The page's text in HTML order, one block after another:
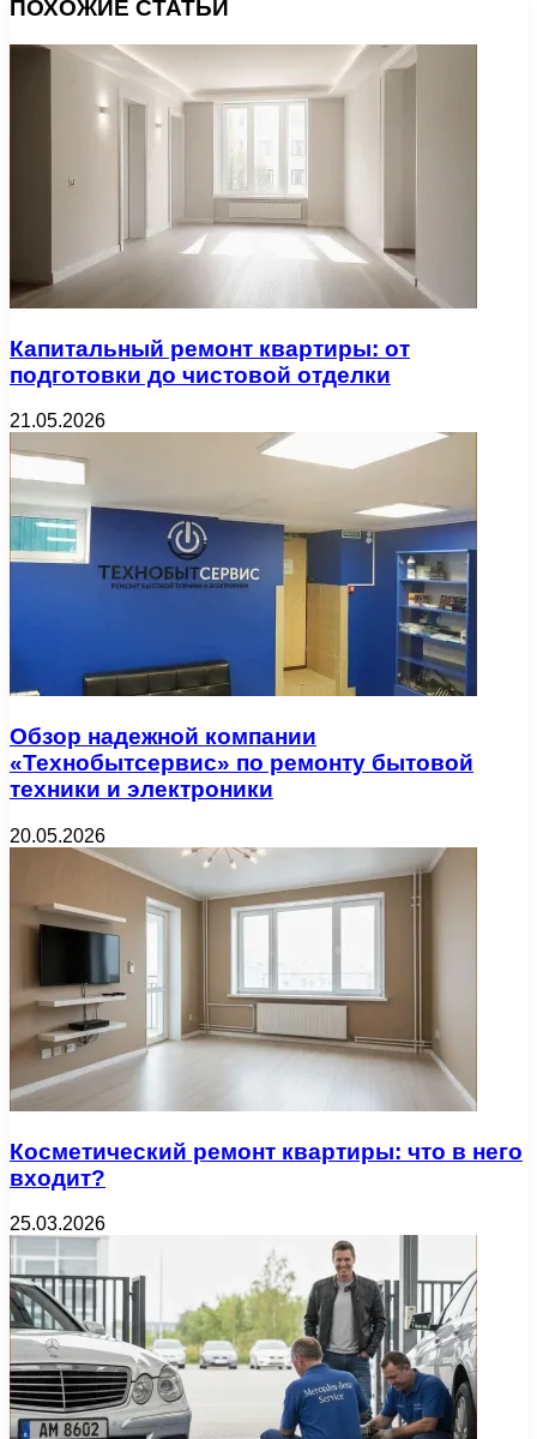
ПОХОЖИЕ СТАТЬИ
Капитальный ремонт квартиры: от
подготовки до чистовой отделки
21.05.2026
Обзор надежной компании
«Технобытсервис» по ремонту бытовой
техники и электроники
20.05.2026
Косметический ремонт квартиры: что в него
входит?
25.03.2026